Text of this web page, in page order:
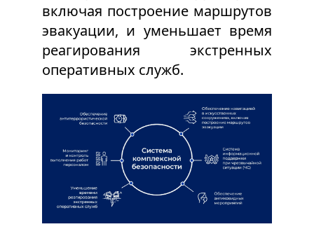
включая построение маршрутов
эвакуации, и уменьшает время
реагирования экстренных
оперативных служб.